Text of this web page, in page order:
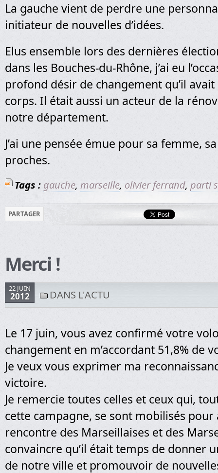
La gauche vient de perdre une
initiateur de nouvelles d’idées.
Elus ensemble lors des dernières
dans les Bouches-du-Rhône, j’ai eu
profond désir de changement qu’il
corps. Il était aussi un acteur de la
notre département.
J’ai une pensée émue pour sa femme,
proches.
Tags : gauche, marseille, olivier ferrand, parti
PARTAGER
Merci !
22 JUIN
2012 DANS L'ACTU
Le 17 juin, vous avez confirmé votre
changement en m’accordant 51,8% de
Je veux vous exprimer ma
victoire.
Je remercie toutes celles et ceux qui,
cette campagne, se sont mobilisés pour
rencontre des Marseillaises et des
convaincre qu’il était temps de donner
de notre ville et promouvoir de